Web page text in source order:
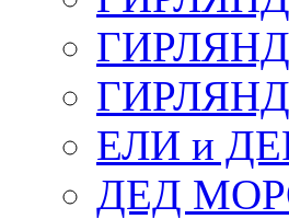
ЕЛИ и
ДЕД